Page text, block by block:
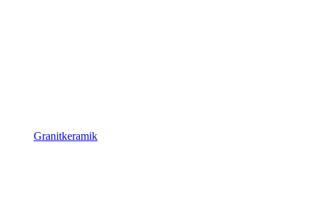
Granitkeramik